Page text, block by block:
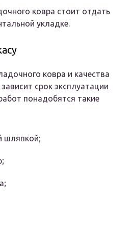
ковра стоит отдать
укладке.
ковра и качества
срок эксплуатации
понадобятся такие
шляпкой;